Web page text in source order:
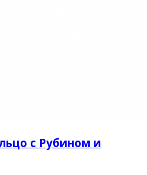
с Рубином и